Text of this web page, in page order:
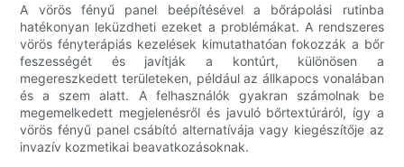
A vörös fényű panel beépítésével a bőrápolási rutinba
hatékonyan leküzdheti ezeket a problémákat. A rendszeres
vörös fényterápiás kezelések kimutathatóan fokozzák a bőr
feszességét és javítják a kontúrt, különösen a
megereszkedett területeken, például az állkapocs vonalában
és a szem alatt. A felhasználók gyakran számolnak be
megemelkedett megjelenésről és javuló bőrtextúráról, így a
vörös fényű panel csábító alternatívája vagy kiegészítője az
invazív kozmetikai beavatkozásoknak.